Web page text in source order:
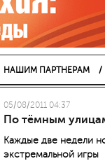
НАШИМ ПАРТНЕРАМ
05/08/2011 04:37
По тёмным
Каждые две недели
экстремальной игры